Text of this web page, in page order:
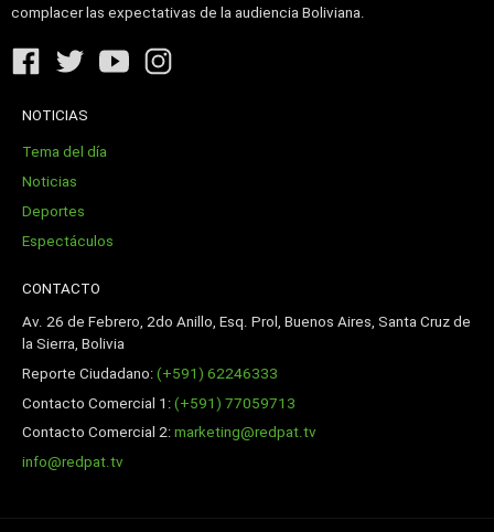
complacer las expectativas de la audiencia Boliviana.
NOTICIAS
Tema del día
Noticias
Deportes
Espectáculos
CONTACTO
Av. 26 de Febrero, 2do Anillo, Esq. Prol, Buenos Aires, Santa Cruz de
la Sierra, Bolivia
Reporte Ciudadano:(+591) 62246333
Contacto Comercial 1:(+591) 77059713
Contacto Comercial 2:marketing@redpat.tv
info@redpat.tv